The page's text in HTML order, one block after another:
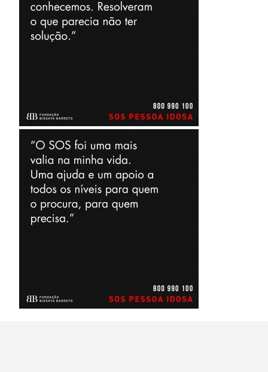
Plano Prevenção de Riscos
de Corrupção
Código Prevenção &
Combate ao Assédio